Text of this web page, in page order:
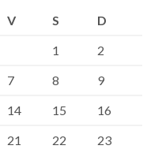
V S
D
1
2
7 8
9
14 15
16
21 22 23